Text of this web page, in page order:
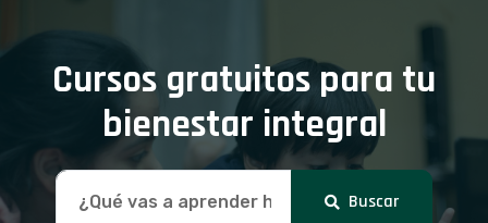
Cursos gratuitos para tu
bienestar integral
Buscar